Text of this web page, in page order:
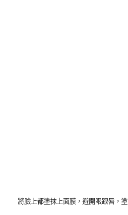
將臉上都塗抹上面膜，避開眼跟唇，